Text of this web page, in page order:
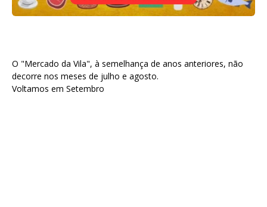
O "Mercado da Vila", à semelhança de anos anteriores, não
decorre nos meses de julho e agosto.
Voltamos em Setembro